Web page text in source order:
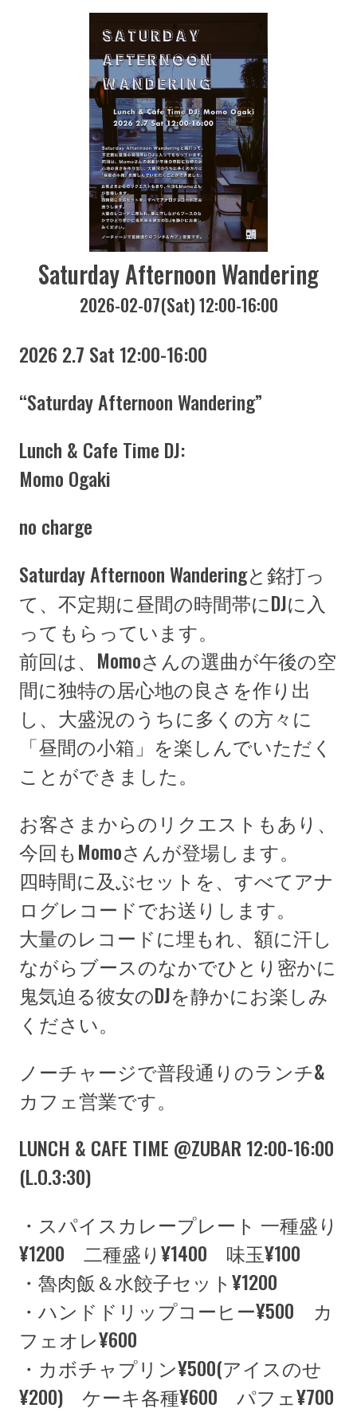
Saturday Afternoon Wandering
2026-02-07(Sat) 12:00-16:00
2026 2.7 Sat 12:00-16:00
“Saturday Afternoon Wandering”
Lunch & Cafe Time DJ:
Momo Ogaki
no charge
Saturday Afternoon Wanderingと銘打っ
て、不定期に昼間の時間帯にDJに入
ってもらっています。
前回は、Momoさんの選曲が午後の空
間に独特の居心地の良さを作り出
し、大盛況のうちに多くの方々に
「昼間の小箱」を楽しんでいただく
ことができました。
お客さまからのリクエストもあり、
今回もMomoさんが登場します。
四時間に及ぶセットを、すべてアナ
ログレコードでお送りします。
大量のレコードに埋もれ、額に汗し
ながらブースのなかでひとり密かに
鬼気迫る彼女のDJを静かにお楽しみ
ください。
ノーチャージで普段通りのランチ&
カフェ営業です。
LUNCH & CAFE TIME @ZUBAR 12:00-16:00
(L.O.3:30)
・スパイスカレープレート 一種盛り
¥1200 二種盛り¥1400 味玉¥100
・魯肉飯＆水餃子セット¥1200
・ハンドドリップコーヒー¥500 カ
フェオレ¥600
・カボチャプリン¥500(アイスのせ
¥200) ケーキ各種¥600 パフェ¥700